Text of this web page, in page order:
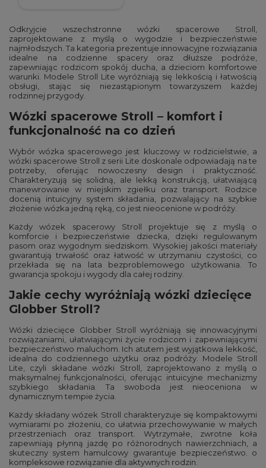
Odkryjcie wszechstronne wózki spacerowe Stroll,
zaprojektowane z myślą o wygodzie i bezpieczeństwie
najmłodszych. Ta kategoria prezentuje innowacyjne rozwiązania
idealne na codzienne spacery oraz dłuższe podróże,
zapewniając rodzicom spokój ducha, a dzieciom komfortowe
warunki. Modele Stroll Lite wyróżniają się lekkością i łatwością
obsługi, stając się niezastąpionym towarzyszem każdej
rodzinnej przygody.
Wózki spacerowe Stroll – komfort i
funkcjonalność na co dzień
Wybór wózka spacerowego jest kluczowy w rodzicielstwie, a
wózki spacerowe Stroll z serii Lite doskonale odpowiadają na te
potrzeby, oferując nowoczesny design i praktyczność.
Charakteryzują się solidną, ale lekką konstrukcją, ułatwiającą
manewrowanie w miejskim zgiełku oraz transport. Rodzice
docenią intuicyjny system składania, pozwalający na szybkie
złożenie wózka jedną ręką, co jest nieocenione w podróży.
Każdy wózek spacerowy Stroll projektuje się z myślą o
komforcie i bezpieczeństwie dziecka, dzięki regulowanym
pasom oraz wygodnym siedziskom. Wysokiej jakości materiały
gwarantują trwałość oraz łatwość w utrzymaniu czystości, co
przekłada się na lata bezproblemowego użytkowania. To
gwarancja spokoju i wygody dla całej rodziny.
Jakie cechy wyróżniają wózki dziecięce
Globber Stroll?
Wózki dziecięce Globber Stroll wyróżniają się innowacyjnymi
rozwiązaniami, ułatwiającymi życie rodzicom i zapewniającymi
bezpieczeństwo maluchom. Ich atutem jest wyjątkowa lekkość,
idealna do codziennego użytku oraz podróży. Modele Stroll
Lite, czyli składane wózki Stroll, zaprojektowano z myślą o
maksymalnej funkcjonalności, oferując intuicyjne mechanizmy
szybkiego składania. Ta swoboda jest nieoceniona w
dynamicznym tempie życia.
Każdy składany wózek Stroll charakteryzuje się kompaktowymi
wymiarami po złożeniu, co ułatwia przechowywanie w małych
przestrzeniach oraz transport. Wytrzymałe, zwrotne koła
zapewniają płynną jazdę po różnorodnych nawierzchniach, a
skuteczny system hamulcowy gwarantuje bezpieczeństwo. o
kompleksowe rozwiązanie dla aktywnych rodzin.